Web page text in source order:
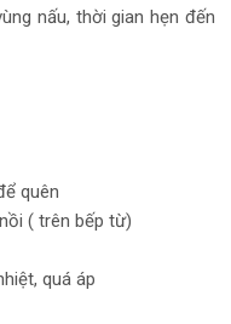
nấu, thời gian hẹn đến
quên
( trên bếp từ)
quá áp